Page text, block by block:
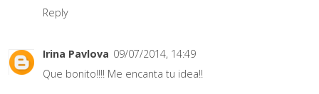
Reply
Irina Pavlova 09/07/2014, 14:49
Que bonito!!!! Me encanta tu idea!!